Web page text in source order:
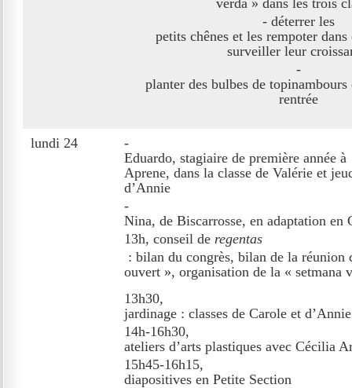
verda » dans les trois
- déterrer les
petits chênes et les rempoter
surveiller leur
-
planter des bulbes de
rentrée
lundi 24
-
Eduardo, stagiaire de première année à
Aprene, dans la classe de Valérie et
d’Annie
-
Nina, de Biscarrosse, en adaptation en
13h, conseil de regentas
: bilan du congrès, bilan de la réunion
ouvert », organisation de la « setmana
13h30,
jardinage : classes de Carole et
14h-16h30,
ateliers d’arts plastiques avec Cécilia
15h45-16h15,
diapositives en Petite Section